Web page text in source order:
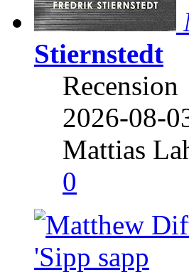
Stiernstedt
Recension
2026-08-
Mattias
0